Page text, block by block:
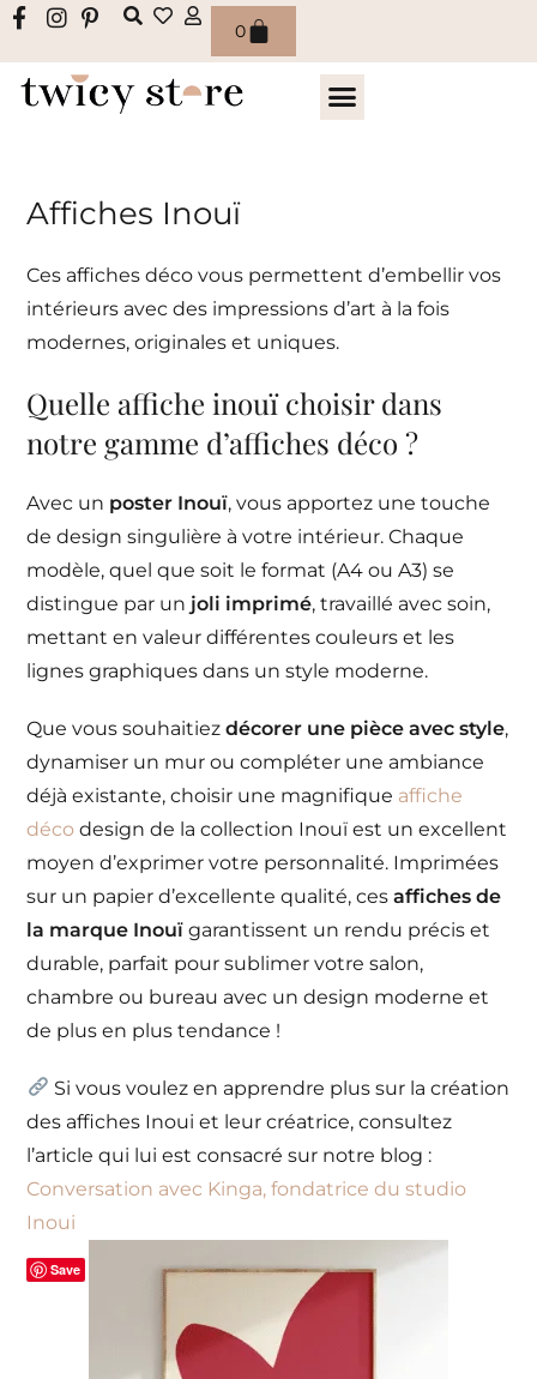
0
Affiches Inouï
Ces affiches déco vous permettent d’embellir vos
intérieurs avec des impressions d’art à la fois
modernes, originales et uniques.
Quelle affiche inouï choisir dans
notre gamme d’affiches déco ?
Avec un poster Inouï, vous apportez une touche
de design singulière à votre intérieur. Chaque
modèle, quel que soit le format (A4 ou A3) se
distingue par un joli imprimé, travaillé avec soin,
mettant en valeur différentes couleurs et les
lignes graphiques dans un style moderne.
Que vous souhaitiezdécorer une pièce avec style,
dynamiser un mur ou compléter une ambiance
déjà existante, choisir une magnifique affiche
déco design de la collection Inouï est un excellent
moyen d’exprimer votre personnalité. Imprimées
sur un papier d’excellente qualité, cesaffiches de
la marque Inouï garantissent un rendu précis et
durable, parfait pour sublimer votre salon,
chambre ou bureau avec un design moderne et
de plus en plus tendance !
Si vous voulez en apprendre plus sur la création
des affiches Inoui et leur créatrice, consultez
l’article qui lui est consacré sur notre blog :
Conversation avec Kinga, fondatrice du studio
Inoui
Save